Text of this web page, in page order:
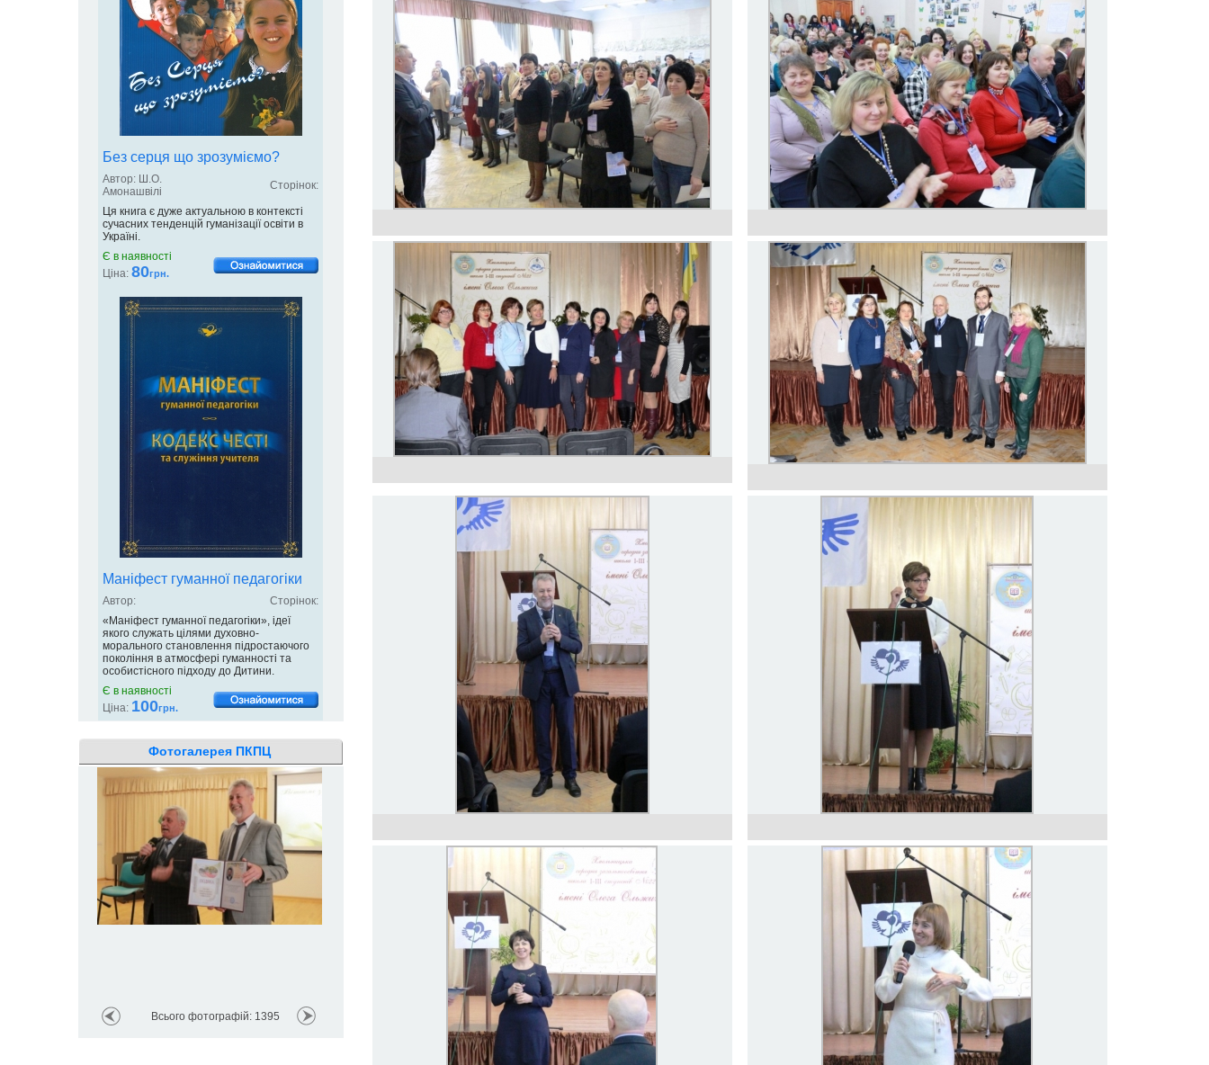
Без серця що зрозуміємо?
Автор: Ш.О.
Амонашвілі
Сторінок:
Ця книга є дуже актуальною в контексті
сучасних тенденцій гуманізації освіти в
Україні.
Є в наявності
Ціна: 80грн.
Маніфест гуманної педагогіки
Автор:
Сторінок:
«Маніфест гуманної педагогіки», ідеї
якого служать цілями духовно-
морального становлення підростаючого
покоління в атмосфері гуманності та
особистісного підходу до Дитини.
Є в наявності
Ціна: 100грн.
Фотогалерея ПКПЦ
Всього фотографій: 1395